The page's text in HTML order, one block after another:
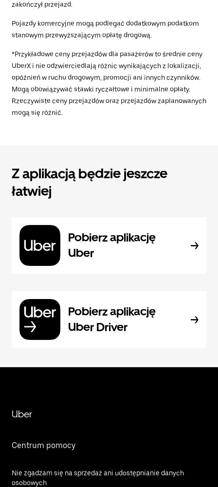
zakończył przejazd.
Pojazdy komercyjne mogą podlegać dodatkowym podatkom
stanowym przewyższającym opłatę drogową.
*Przykładowe ceny przejazdów dla pasażerów to średnie ceny
UberX i nie odzwierciedlają różnic wynikających z lokalizacji,
opóźnień w ruchu drogowym, promocji ani innych czynników.
Mogą obowiązywać stawki ryczałtowe i minimalne opłaty.
Rzeczywiste ceny przejazdów oraz przejazdów zaplanowanych
mogą się różnić.
Z aplikacją będzie jeszcze
łatwiej
Pobierz aplikację
Uber
Pobierz aplikację
Uber Driver
Uber
Centrum pomocy
Nie zgadzam się na sprzedaż ani udostępnianie danych
osobowych